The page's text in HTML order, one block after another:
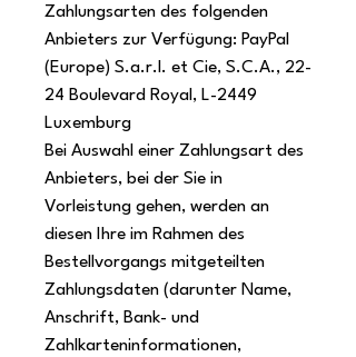
Zahlungsarten des folgenden
Anbieters zur Verfügung: PayPal
(Europe) S.a.r.l. et Cie, S.C.A., 22-
24 Boulevard Royal, L-2449
Luxemburg
Bei Auswahl einer Zahlungsart des
Anbieters, bei der Sie in
Vorleistung gehen, werden an
diesen Ihre im Rahmen des
Bestellvorgangs mitgeteilten
Zahlungsdaten (darunter Name,
Anschrift, Bank- und
Zahlkarteninformationen,